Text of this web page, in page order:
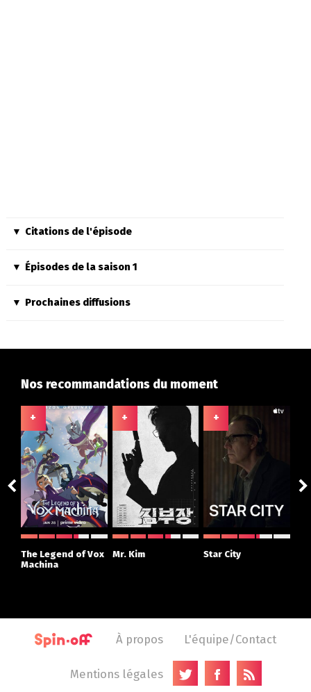
Citations de l'épisode
Épisodes de la saison 1
Prochaines diffusions
Nos recommandations du moment
+
The Legend of Vox
Machina
+
Mr. Kim
+
Star City
À propos L'équipe/Contact
Mentions légales